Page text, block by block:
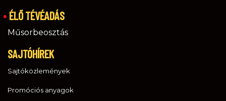
ÉLŐ TÉVÉADÁS
Műsorbeosztás
SAJTÓHÍREK
Sajtóközlemények
Promóciós anyagok